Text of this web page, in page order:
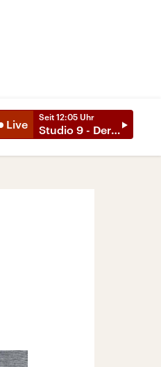
Live
Seit 12:05 Uhr
Studio 9 - Der Tag mit